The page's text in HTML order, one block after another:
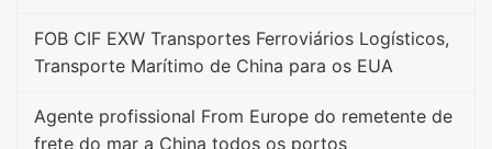
FOB CIF EXW Transportes Ferroviários Logísticos,
Transporte Marítimo de China para os EUA
Agente profissional From Europe do remetente de
frete do mar a China todos os portos